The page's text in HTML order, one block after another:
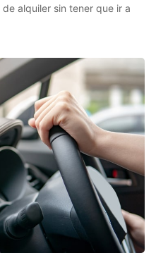
alquiler sin tener que ir a